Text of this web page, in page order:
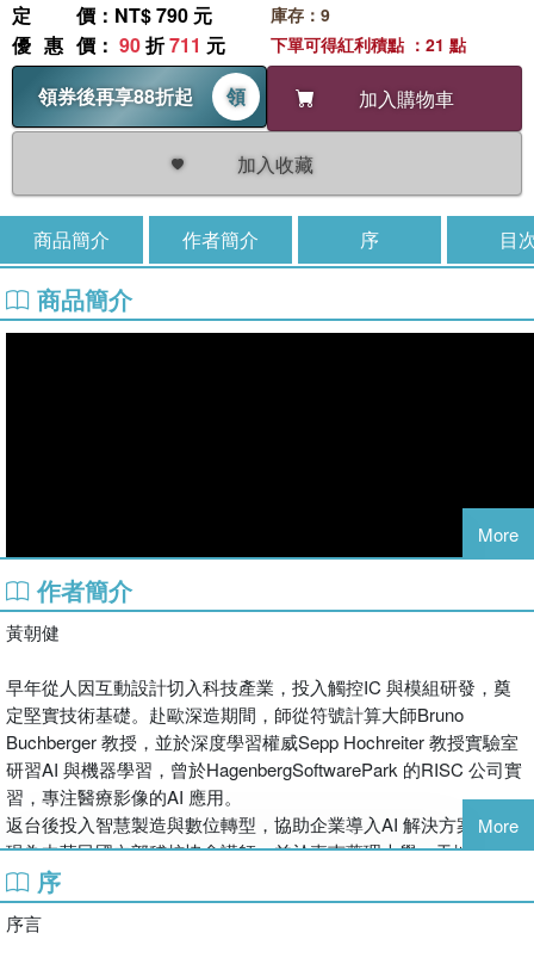
定價 ：NT$ 790 元
優惠價 ： 90折711 元
領券後再享88折起
領 加入購物車
加入收藏
庫存：9
下單可得紅利積點 ：21 點
商品簡介 作者簡介 序 目
商品簡介
More
作者簡介
黃朝健
早年從人因互動設計切入科技產業，投入觸控IC 與模組研發，奠
定堅實技術基礎。赴歐深造期間，師從符號計算大師Bruno
Buchberger 教授，並於深度學習權威Sepp Hochreiter 教授實驗室
研習AI 與機器學習，曾於HagenbergSoftwarePark 的RISC 公司實
習，專注醫療影像的AI 應用。
返台後投入智慧製造與數位轉型，協助企業導入AI 解決方案。
現為中華民國內部稽核協會講師，並於嘉南藥理大學、天地人文創
平台、勞動部產發署等單位授課，亦擔任大學業界偕同專家與企業
數位顧問，推動AI 與產業實務接軌。
More
序
序言